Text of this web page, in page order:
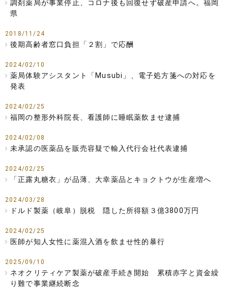
調剤薬局が事業停止、コロナ後も回復せず破産申請へ。福岡
県
2018/11/24
後期高齢者窓口負担「２割」で応酬
2024/02/10
薬局体験アシスタント「Musubi」、電子処方箋への対応を
発表
2024/02/25
福岡の整形外科院長、看護師に睡眠薬飲ませ逮捕
2024/02/08
未承認の医薬品を販売容疑で輸入代行会社代表逮捕
2024/02/25
「正露丸糖衣」が品薄、大幸薬品とキョクトウが生産増へ
2024/03/28
ドルド製薬（岐阜）脱税 隠した所得額３億3800万円
2024/02/25
医師が知人女性に薬混入酒を飲ませ性的暴行
2025/09/10
ネオクリティケア製薬が破産手続き開始 累積赤字と資金繰
り難で事業継続断念